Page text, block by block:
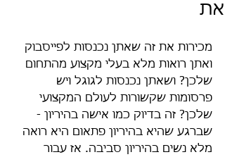
את
מכירות את זה שאתן נכנסות לפייסבוק
ואתן רואות מלא בעלי מקצוע מהתחום
שלכן? ושאתן נכנסות לגוגל ויש
פרסומות שקשורות לעולם המקצועי
שלכן? זה בדיוק כמו אישה בהיריון -
שברגע שהיא בהיריון פתאום היא רואה
מלא נשים בהיריון סביבה. אז עבור